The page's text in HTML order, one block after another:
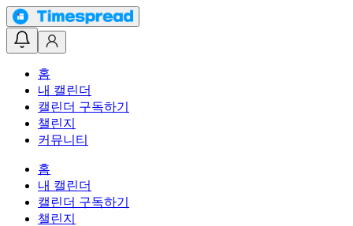
홈
내 캘린더
캘린더 구독하기
챌린지
커뮤니티
홈
내 캘린더
캘린더 구독하기
챌린지